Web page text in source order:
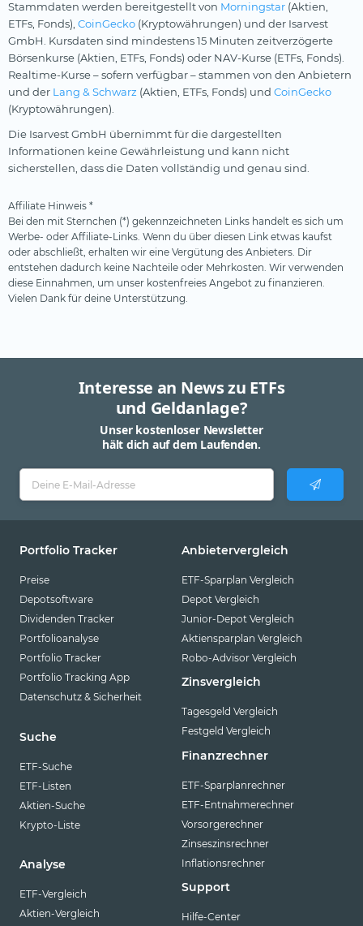
Stammdaten werden bereitgestellt von Morningstar (Aktien,
ETFs, Fonds), CoinGecko (Kryptowährungen) und der Isarvest
GmbH. Kursdaten sind mindestens 15 Minuten zeitverzögerte
Börsenkurse (Aktien, ETFs, Fonds) oder NAV-Kurse (ETFs, Fonds).
Realtime-Kurse – sofern verfügbar – stammen von den Anbietern
und der Lang & Schwarz (Aktien, ETFs, Fonds) und CoinGecko
(Kryptowährungen).
Die Isarvest GmbH übernimmt für die dargestellten
Informationen keine Gewährleistung und kann nicht
sicherstellen, dass die Daten vollständig und genau sind.
Affiliate Hinweis *
Bei den mit Sternchen (*) gekennzeichneten Links handelt es sich um
Werbe- oder Affiliate-Links. Wenn du über diesen Link etwas kaufst
oder abschließt, erhalten wir eine Vergütung des Anbieters. Dir
entstehen dadurch keine Nachteile oder Mehrkosten. Wir verwenden
diese Einnahmen, um unser kostenfreies Angebot zu finanzieren.
Vielen Dank für deine Unterstützung.
Interesse an News zu ETFs
und Geldanlage?
Unser kostenloser Newsletter
hält dich auf dem Laufenden.
Portfolio Tracker
Preise
Depotsoftware
Dividenden Tracker
Portfolioanalyse
Portfolio Tracker
Portfolio Tracking App
Datenschutz & Sicherheit
Suche
ETF-Suche
ETF-Listen
Aktien-Suche
Krypto-Liste
Analyse
ETF-Vergleich
Aktien-Vergleich
Anbietervergleich
ETF-Sparplan Vergleich
Depot Vergleich
Junior-Depot Vergleich
Aktiensparplan Vergleich
Robo-Advisor Vergleich
Zinsvergleich
Tagesgeld Vergleich
Festgeld Vergleich
Finanzrechner
ETF-Sparplanrechner
ETF-Entnahmerechner
Vorsorgerechner
Zinseszinsrechner
Inflationsrechner
Support
Hilfe-Center